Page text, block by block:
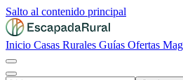
Salto al contenido principal
Inicio Casas Rurales Guías Ofertas